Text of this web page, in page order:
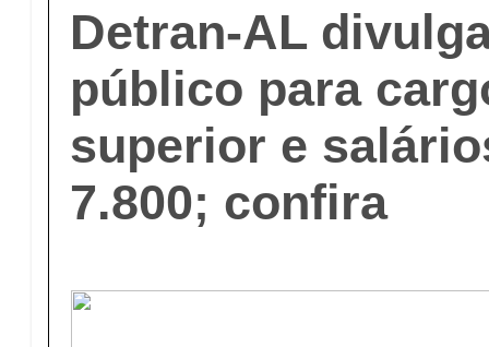
Detran-AL
público para
superior e
7.800; confira